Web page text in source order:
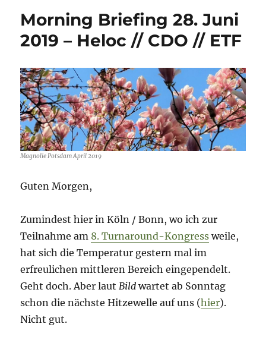
Morning Briefing 28. Juni
2019 – Heloc // CDO // ETF
Magnolie Potsdam April 2019
Guten Morgen,
Zumindest hier in Köln / Bonn, wo ich zur
Teilnahme am 8. Turnaround-Kongress weile,
hat sich die Temperatur gestern mal im
erfreulichen mittleren Bereich eingependelt.
Geht doch. Aber lautBild wartet ab Sonntag
schon die nächste Hitzewelle auf uns (hier).
Nicht gut.